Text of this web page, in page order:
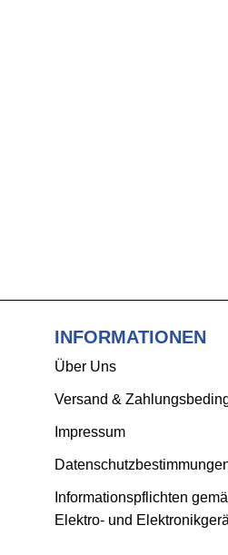
INFORMATIONEN
Über Uns
Versand &
Impressum
Informationspflichten
Elektro- und